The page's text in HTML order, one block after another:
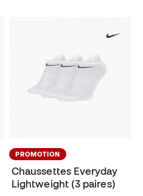
PROMOTION
Chaussettes Everyday
Lightweight (3 paires)